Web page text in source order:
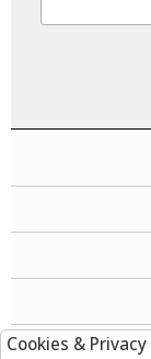
Cookies & Privacy